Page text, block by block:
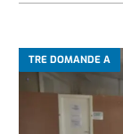
TRE DOMANDE A